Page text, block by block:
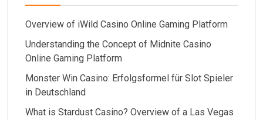
Overview of iWild Casino Online Gaming Platform
Understanding the Concept of Midnite Casino
Online Gaming Platform
Monster Win Casino: Erfolgsformel für Slot Spieler
in Deutschland
What is Stardust Casino? Overview of a Las Vegas